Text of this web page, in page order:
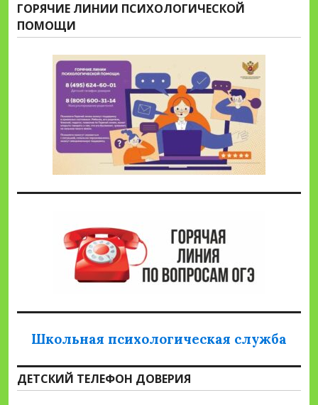
ГОРЯЧИЕ ЛИНИИ ПСИХОЛОГИЧЕСКОЙ
ПОМОЩИ
Школьная психологическая служба
ДЕТСКИЙ ТЕЛЕФОН ДОВЕРИЯ